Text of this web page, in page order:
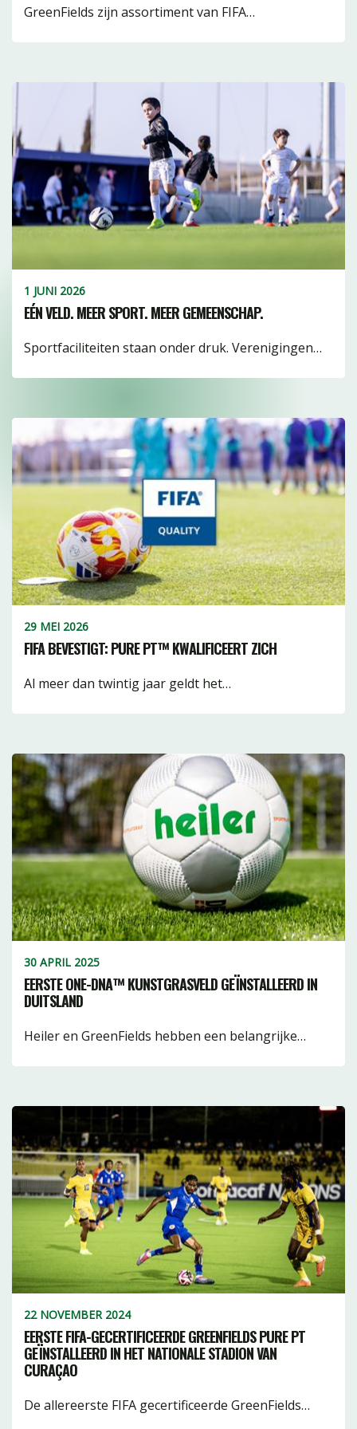
GreenFields zijn assortiment van FIFA…
1 JUNI 2026
EÉN VELD. MEER SPORT. MEER GEMEENSCHAP.
Sportfaciliteiten staan onder druk. Verenigingen…
29 MEI 2026
FIFA BEVESTIGT: PURE PT™ KWALIFICEERT ZICH
Al meer dan twintig jaar geldt het…
30 APRIL 2025
EERSTE ONE-DNA™ KUNSTGRASVELD GEÏNSTALLEERD IN
DUITSLAND
Heiler en GreenFields hebben een belangrijke…
22 NOVEMBER 2024
EERSTE FIFA-GECERTIFICEERDE GREENFIELDS PURE PT
GEÏNSTALLEERD IN HET NATIONALE STADION VAN
CURAÇAO
De allereerste FIFA gecertificeerde GreenFields…